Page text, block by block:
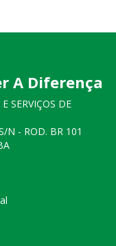
A Diferença
SERVIÇOS DE
N - ROD. BR 101